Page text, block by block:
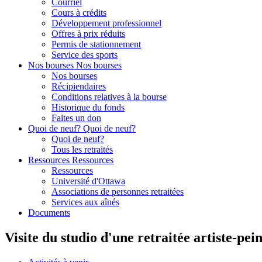
Courriel
Cours à crédits
Développement professionnel
Offres à prix réduits
Permis de stationnement
Service des sports
Nos bourses Nos bourses
Nos bourses
Récipiendaires
Conditions relatives à la bourse
Historique du fonds
Faites un don
Quoi de neuf? Quoi de neuf?
Quoi de neuf?
Tous les retraités
Ressources Ressources
Ressources
Université d'Ottawa
Associations de personnes retraitées
Services aux aînés
Documents
Visite du studio d'une retraitée artiste-